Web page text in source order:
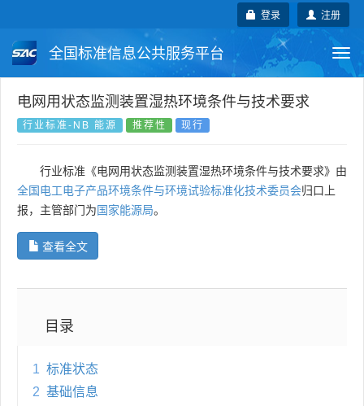
注册
登录
全国标准信息公共服务平台
国家标准 行业标准 地方标准
国外标准 技术委员会
电网用状态监测装置湿热环境条件与技术要求
行业标准-NB 能源 推荐性 现行
行业标准《电网用状态监测装置湿热环境条件与技术要求》由
全国电工电子产品环境条件与环境试验标准化技术委员会归口上
报，主管部门为国家能源局。
查看全文
目录
1 标准状态
2 基础信息